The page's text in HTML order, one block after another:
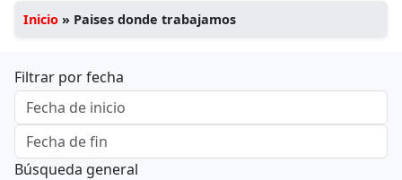
Inicio » Paises donde trabajamos
Filtrar por fecha
Búsqueda general